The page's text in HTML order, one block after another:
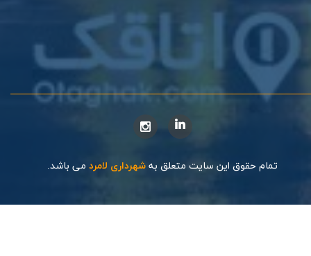
تمام حقوق این سایت متعلق به شهرداری لامرد می باشد.